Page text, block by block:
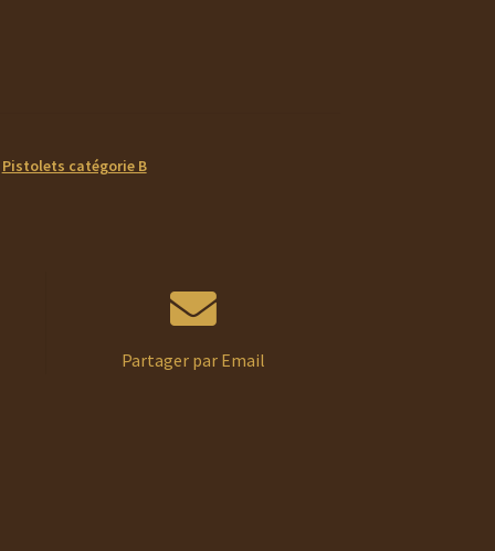
Pistolets catégorie B
Partager par Email